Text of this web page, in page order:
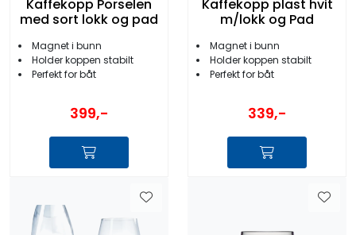
Kaffekopp Porselen
med sort lokk og pad
Magnet i bunn
Holder koppen stabilt
Perfekt for båt
399,-
Kaffekopp plast hvit
m/lokk og Pad
Magnet i bunn
Holder koppen stabilt
Perfekt for båt
339,-